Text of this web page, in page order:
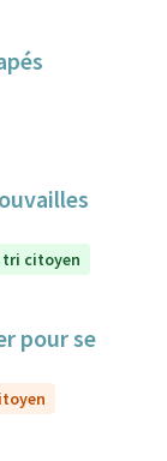
tri citoyen
pour se